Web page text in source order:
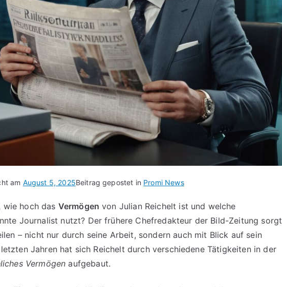
am August 5, 2025Beitrag gepostet in Promi News
wie hoch das Vermögen von Julian Reichelt ist und welche
Journalist nutzt? Der frühere Chefredakteur der Bild-Zeitung sorgt
– nicht nur durch seine Arbeit, sondern auch mit Blick auf sein
Jahren hat sich Reichelt durch verschiedene Tätigkeiten in der
Vermögen aufgebaut.